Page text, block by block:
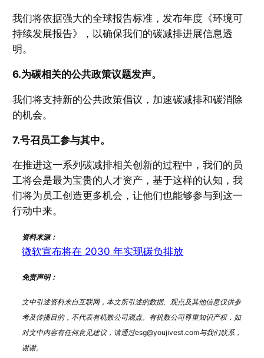
我们将依据强大的全球报告标准，发布年度《环境可
持续发展报告》，以确保我们的碳减排进展信息透
明。
6.为碳相关的公共政策议题发声。
我们将支持新的公共政策倡议，加速碳减排和碳消除
的机会。
7.号召员工参与其中。
在推进这一系列碳减排相关创新的过程中，我们的员
工将会是最为宝贵的人才资产，基于这样的认知，我
们将为员工创造更多机会，让他们也能够参与到这一
行动中来。
资料来源：
微软宣布将在 2030 年实现碳负排放
免责声明：
文中引述资料来自互联网，本文所引述的数据、观点及其他信息仅供参
考及传播目的，不代表有机数公司观点。有机数公司尊重知识产权，如
对文中内容有任何意见建议，请通过esg@youjivest.com与我们联系，
谢谢。